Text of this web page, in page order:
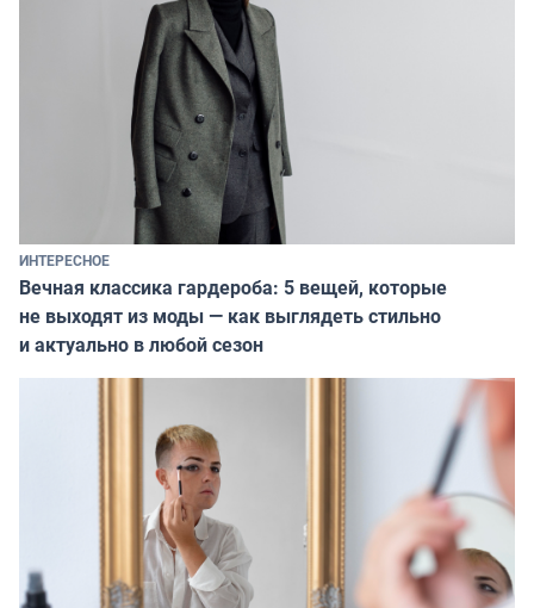
ИНТЕРЕСНОЕ
Вечная классика гардероба: 5 вещей, которые
не выходят из моды — как выглядеть стильно
и актуально в любой сезон